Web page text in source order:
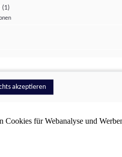
für Webanalyse und
(1)
akzeptieren